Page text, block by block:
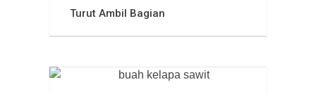
Turut Ambil Bagian